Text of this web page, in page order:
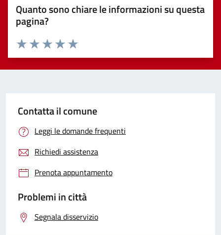
Quanto sono chiare le informazioni su questa
pagina?
Valuta 5 stelle su 5
Valuta 4 stelle su 5
Valuta 3 stelle su 5
Valuta 2 stelle su 5
Valuta 1 stelle su 5
Contatta il comune
Leggi le domande frequenti
Richiedi assistenza
Prenota appuntamento
Problemi in città
Segnala disservizio